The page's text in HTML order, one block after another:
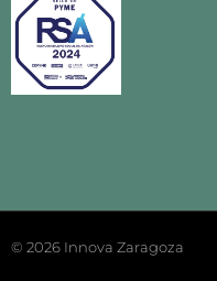
© 2026 Innova Zaragoza